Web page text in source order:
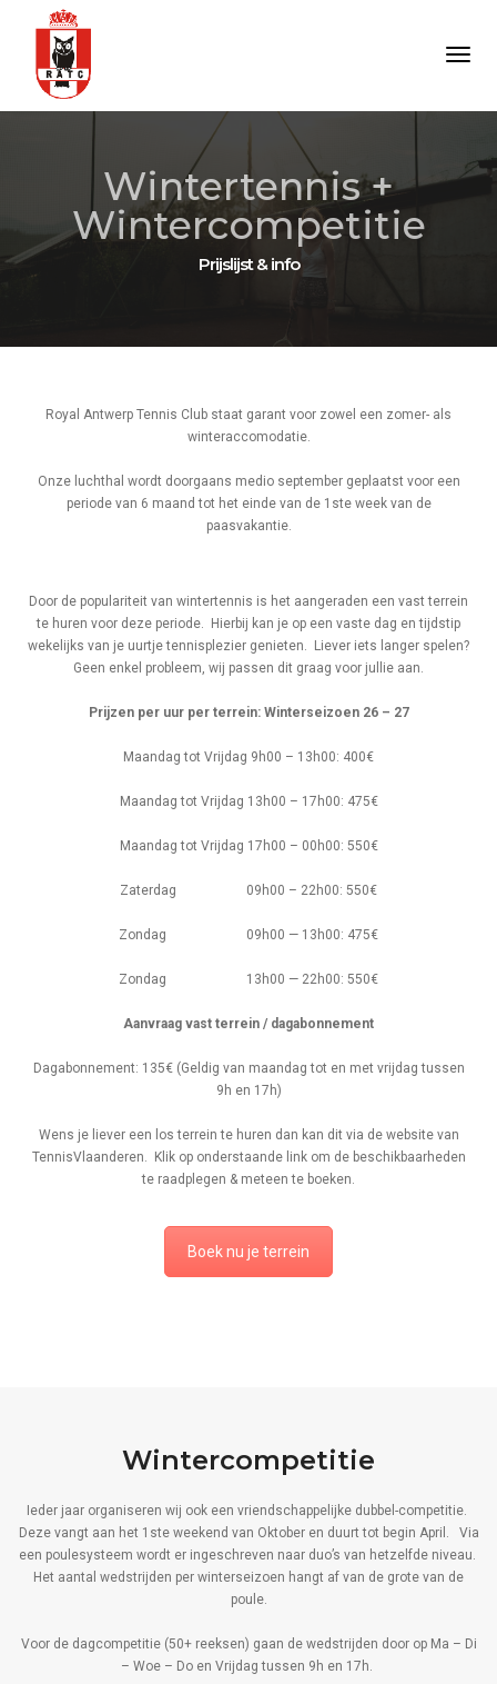
Wintertennis +
Wintercompetitie
Prijslijst & info
Royal Antwerp Tennis Club staat garant voor zowel een zomer- als
winteraccomodatie.
Onze luchthal wordt doorgaans medio september geplaatst voor een
periode van 6 maand tot het einde van de 1 steweek van de
paasvakantie.
Door de populariteit van wintertennis is het aangeraden een vast terrein
te huren voor deze periode. Hierbij kan je op een vaste dag en tijdstip
wekelijks van je uurtje tennisplezier genieten. Liever iets langer spelen?
Geen enkel probleem, wij passen dit graag voor jullie aan.
Prijzen per uur per terrein: Winterseizoen 26 – 27
Maandag tot Vrijdag 9h00 – 13h00: 400€
Maandag tot Vrijdag 13h00 – 17h00: 475€
Maandag tot Vrijdag 17h00 – 00h00: 550€
Zaterdag 09h00 – 22h00: 550€
Zondag 09h00 — 13h00: 475€
Zondag 13h00 — 22h00: 550€
Aanvraag vast terrein / dagabonnement
Dagabonnement: 135€ (Geldig van maandag tot en met vrijdag tussen
9h en 17h)
Wens je liever een los terrein te huren dan kan dit via de website van
TennisVlaanderen. Klik op onderstaande link om de beschikbaarheden
te raadplegen & meteen te boeken.
Boek nu je terrein
Wintercompetitie
Ieder jaar organiseren wij ook een vriendschappelijke dubbel-competitie.
Deze vangt aan het 1 steweekend van Oktober en duurt tot begin April. Via
een poulesysteem wordt er ingeschreven naar duo’s van hetzelfde niveau.
Het aantal wedstrijden per winterseizoen hangt af van de grote van de
poule.
Voor de dagcompetitie (50+ reeksen) gaan de wedstrijden door op Ma – Di
– Woe – Do en Vrijdag tussen 9h en 17h.